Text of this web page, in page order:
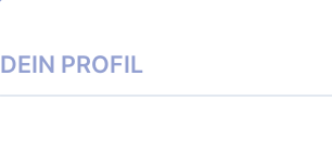
DEIN PROFIL